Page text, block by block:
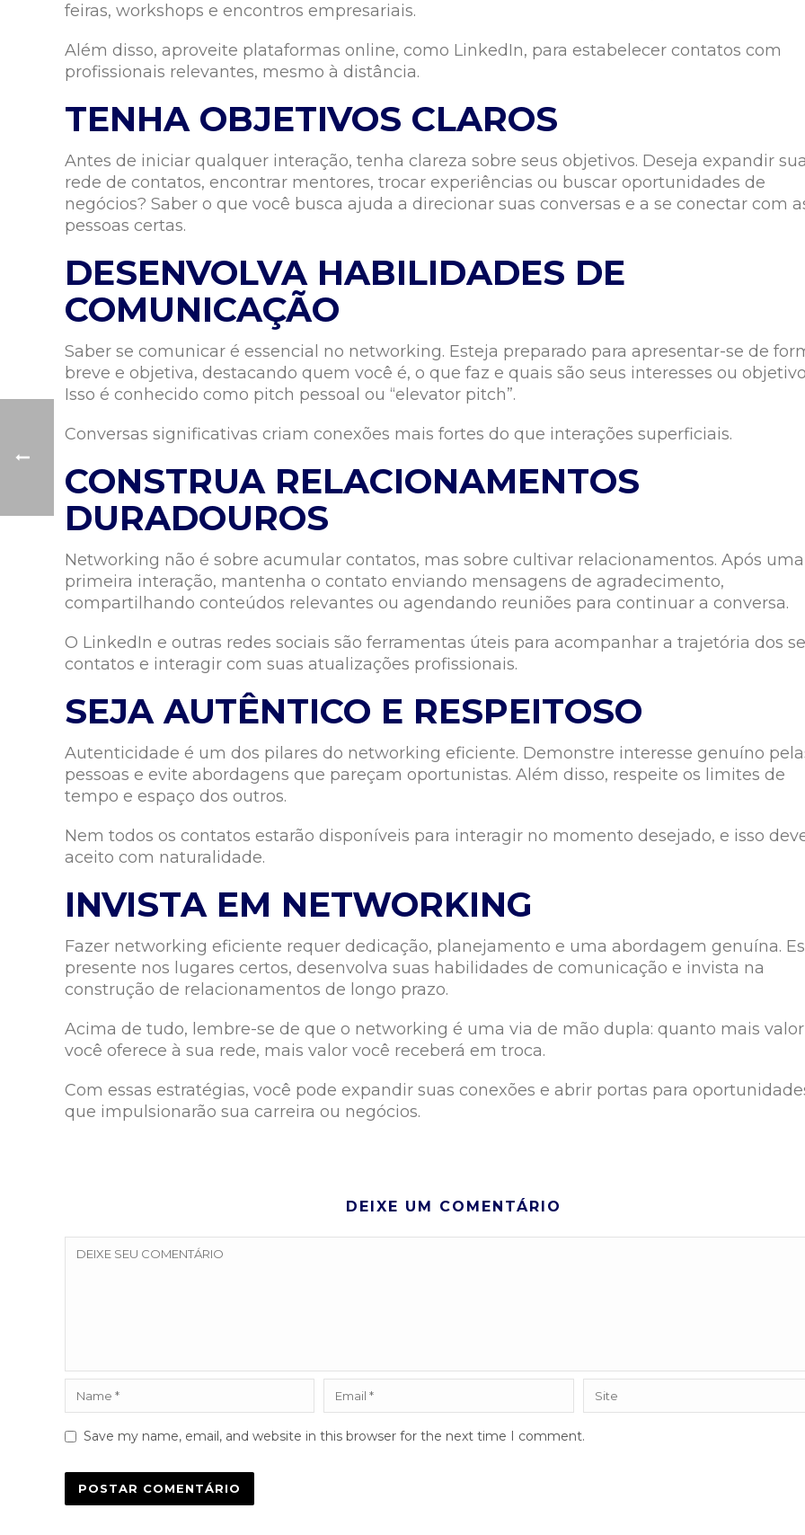
feiras, workshops e encontros empresariais.
Além disso, aproveite plataformas online, como LinkedIn, para estabelecer contatos com
profissionais relevantes, mesmo à distância.
TENHA OBJETIVOS CLAROS
Antes de iniciar qualquer interação, tenha clareza sobre seus objetivos. Deseja expandir sua
rede de contatos, encontrar mentores, trocar experiências ou buscar oportunidades de
negócios? Saber o que você busca ajuda a direcionar suas conversas e a se conectar com
pessoas certas.
DESENVOLVA HABILIDADES DE
COMUNICAÇÃO
Saber se comunicar é essencial no networking. Esteja preparado para apresentar-se de
breve e objetiva, destacando quem você é, o que faz e quais são seus interesses ou
Isso é conhecido como pitch pessoal ou “elevator pitch”.
Conversas significativas criam conexões mais fortes do que interações superficiais.
CONSTRUA RELACIONAMENTOS
DURADOUROS
Networking não é sobre acumular contatos, mas sobre cultivar relacionamentos. Após uma
primeira interação, mantenha o contato enviando mensagens de agradecimento,
compartilhando conteúdos relevantes ou agendando reuniões para continuar a conversa.
O LinkedIn e outras redes sociais são ferramentas úteis para acompanhar a trajetória dos
contatos e interagir com suas atualizações profissionais.
SEJA AUTÊNTICO E RESPEITOSO
Autenticidade é um dos pilares do networking eficiente. Demonstre interesse genuíno
pessoas e evite abordagens que pareçam oportunistas. Além disso, respeite os limites de
tempo e espaço dos outros.
Nem todos os contatos estarão disponíveis para interagir no momento desejado, e isso
aceito com naturalidade.
INVISTA EM NETWORKING
Fazer networking eficiente requer dedicação, planejamento e uma abordagem genuína.
presente nos lugares certos, desenvolva suas habilidades de comunicação e invista na
construção de relacionamentos de longo prazo.
Acima de tudo, lembre-se de que o networking é uma via de mão dupla: quanto mais valor
você oferece à sua rede, mais valor você receberá em troca.
Com essas estratégias, você pode expandir suas conexões e abrir portas para
que impulsionarão sua carreira ou negócios.
DEIXE UM COMENTÁRIO
Save my name, email, and website in this browser for the next time I comment.